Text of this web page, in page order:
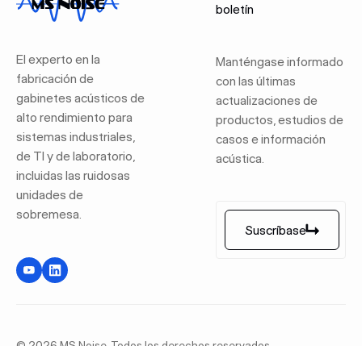
El experto en la
fabricación de
gabinetes acústicos de
alto rendimiento para
sistemas industriales,
de TI y de laboratorio,
incluidas las ruidosas
unidades de
sobremesa.
boletín
Manténgase informado
con las últimas
actualizaciones de
productos, estudios de
casos e información
acústica.
Suscríbase
Suscríbase